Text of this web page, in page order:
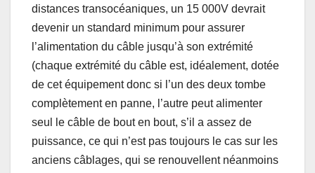
distances transocéaniques, un 15 000V devrait
devenir un standard minimum pour assurer
l’alimentation du câble jusqu’à son extrémité
(chaque extrémité du câble est, idéalement, dotée
de cet équipement donc si l’un des deux tombe
complètement en panne, l’autre peut alimenter
seul le câble de bout en bout, s’il a assez de
puissance, ce qui n’est pas toujours le cas sur les
anciens câblages, qui se renouvellent néanmoins